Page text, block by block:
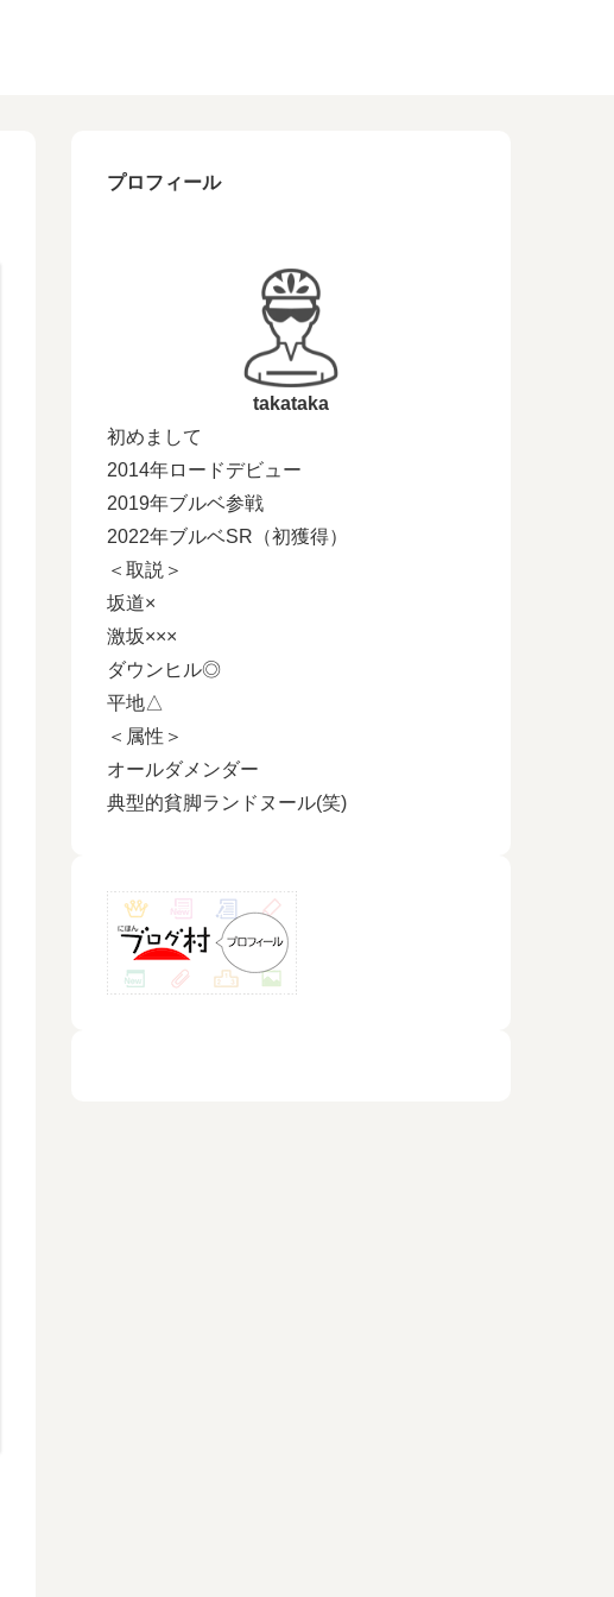
プロフィール
takataka
初めまして
2014年ロードデビュー
2019年ブルベ参戦
2022年ブルベSR（初獲得）
＜取説＞
坂道×
激坂×××
ダウンヒル◎
平地△
＜属性＞
オールダメンダー
典型的貧脚ランドヌール(笑)